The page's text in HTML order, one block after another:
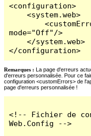
<configuration>
    <system.web>
        <customErrors
mode="Off"/>
    </system.web>
</configuration>
Remarques : La page d'erreurs
d'erreurs personnalisée. Pour ce
configuration <customErrors> de
page d'erreurs personnalisée !
<!-- Fichier de
Web.Config -->